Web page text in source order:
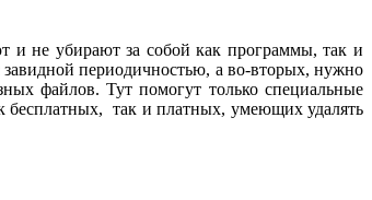
и не убирают за собой как программы, так и
периодичностью, а во-вторых, нужно
файлов. Тут помогут только специальные
так и платных, умеющих удалять